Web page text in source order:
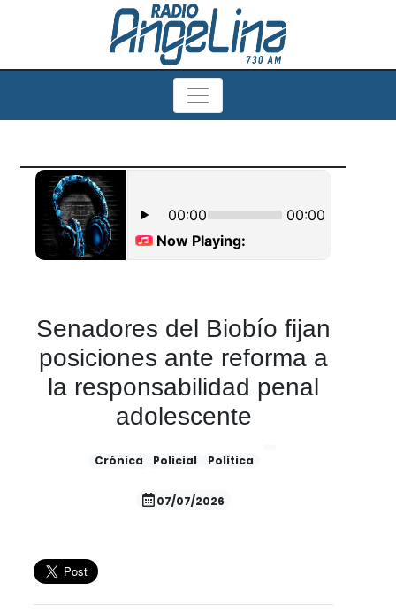
Senadores del Biobío fijan
posiciones ante reforma a
la responsabilidad penal
adolescente
Crónica Policial Política
07/07/2026